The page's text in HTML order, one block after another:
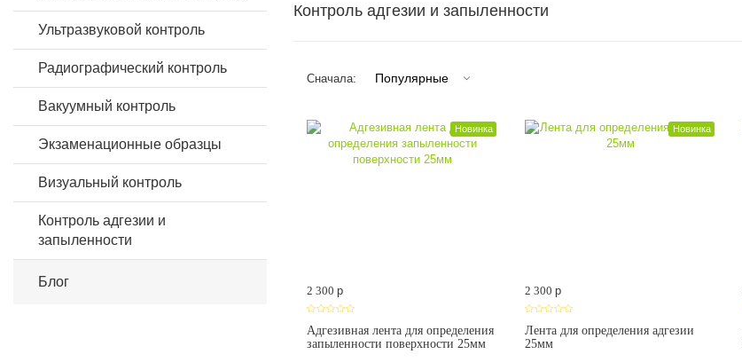
Ультразвуковой контроль
Радиографический контроль
Вакуумный контроль
Экзаменационные образцы
Визуальный контроль
Контроль адгезии и
запыленности
Блог
Контроль адгезии и запыленности
Сначала: Популярные
Новинка
2 300 p
Адгезивная лента для определения
запыленности поверхности 25мм
Новинка
2 300 p
Лента для определения адгезии
25мм